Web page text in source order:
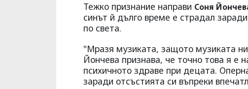
Тежко признание направи Соня
синът й дълго време е страдал
по света.
"Мразя музиката, защото музиката
Йончева признава, че точно това я е
психичното здраве при децата.
заради отсъстията си въпреки